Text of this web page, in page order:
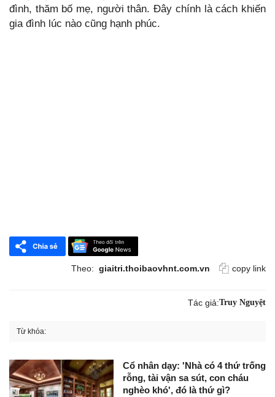
đình, thăm bố mẹ, người thân. Đây chính là cách khiến
gia đình lúc nào cũng hạnh phúc.
Theo: giaitri.thoibaovhnt.com.vn copy link
Tác giả:Truy Nguyệt
Từ khóa:
Cổ nhân dạy: 'Nhà có 4 thứ trống
rỗng, tài vận sa sút, con cháu
nghèo khó', đó là thứ gì?